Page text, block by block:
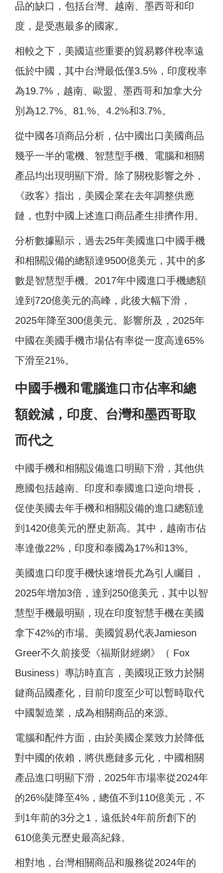
品的缺口，包括台灣、越南、墨西哥和印
度，是受惠最多的國家。
相較之下，美國這些重要的貿易夥伴稅率遠
低於中國，其中台灣最低僅3.5%，印度稅率
為19.7%，越南、歐盟、墨西哥和加拿大分
別為12.7%、81.%、4.2%和3.7%。
從中國各項商品分析，佔中國出口美國商品
幾乎一半的電機、智慧型手機、電腦和相關
產品均出現明顯下滑。除了關稅影響之外，
《政客》指出，美國企業在去年調整供應
鏈，也對中國上述進口商品產生排擠作用。
分析數據顯示，過去25年美國進口中國手機
和相關設備的總額達9500億美元，其中的多
數是智慧型手機。2017年中國進口手機總額
達到720億美元的高峰，此後大幅下滑，
2025年降至300億美元。影響所及，2025年
中國在美國手機市場佔有率從一度高達65%
下滑至21%。
中國手機和電腦進口市佔率和總
額銳減，印度、台灣和墨西哥取
而代之
中國手機和相關設備進口明顯下滑，其他供
應國包括越南、印度和泰國進口逆向增長，
促使美國去年手機和相關設備的進口總額達
到1420億美元的歷史新高。其中，越南市佔
率達傲22%，印度和泰國為17%和13%。
美國進口印度手機快速增長尤為引人矚目，
2025年增加3倍，達到250億美元，其中以智
慧型手機最明顯，現在印度智慧手機在美國
拿下42%的市場。美國貿易代表Jamieson
Greer不久前接受《福斯財經網》（ Fox
Business）專訪時直言，美國現正致力於關
鍵商品國產化，目前印度至少可以暫時取代
中國製造業，成為相關商品的來源。
電腦和配件方面，由於美國企業致力於降低
對中國的依賴，將供應鏈多元化，中國相關
產品進口明顯下滑，2025年市場率從2024年
的26%陡降至4%，總值不到110億美元，不
到1年前的3分之1，遠低於4年前所創下的
610億美元歷史最高紀錄。
相對地，台灣相關商品和服務從2024年的